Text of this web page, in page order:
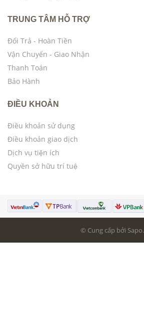
TRUNG TÂM HỖ TRỢ
Đổi Trả - Hoàn Tiền
Vận Chuyển - Giao Nhận
Thanh Toán
Bảo Hành
ĐIỀU KHOẢN
Điều khoản sử dụng
Điều khoản giao dịch
Dịch vụ tiện ích
Quyền sở hữu trí tuệ
© Cung cấp bởi Sapo.